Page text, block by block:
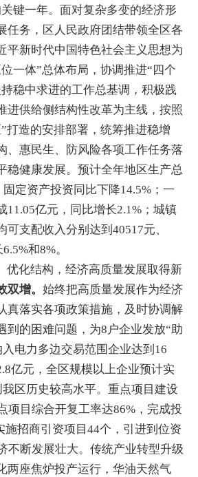
键一年。面对复杂多变的经济形
任务，区人民政府团结带领全区各
平新时代中国特色社会主义思想为
一体”总体布局，协调推进“四个
稳中求进的工作总基调，积极践
进供给侧结构性改革为主线， 按照
打造的安排部署， 统筹推进稳增
、惠民生、防风险各项工作任务落
稳健康发展。预计全年地区生产总
固定资产投资同比下降14.5%； 一
11.05亿元，同比增长2.1%； 城镇
可支配收入分别达到 40517元、
6.5%和8%。
优化结构，经济高质量发展取得新
双增。 始终把高质量发展作为经济
真落实各项政策措施，及时协调解
到的困难问题 ，为8户企业发放“助
入电力多边交易范围企业达到 16
8亿元 ， 全区规模以上企业预计实
区历史较高水平。 重点项目建设
项目 综合开复工率达86%，完成投
施招商引资项目 44个 ， 引进到位资
不断发展壮大。传统产业转型升级
两座焦炉投产运行，华油天然气